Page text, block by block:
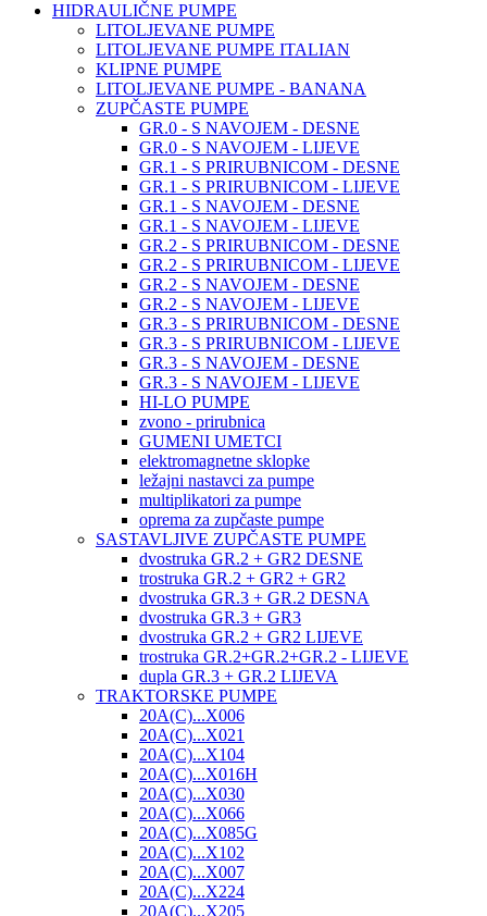
HIDRAULIČNE PUMPE
LITOLJEVANE PUMPE
LITOLJEVANE PUMPE ITALIAN
KLIPNE PUMPE
LITOLJEVANE PUMPE - BANANA
ZUPČASTE PUMPE
GR.0 - S NAVOJEM - DESNE
GR.0 - S NAVOJEM - LIJEVE
GR.1 - S PRIRUBNICOM - DESNE
GR.1 - S PRIRUBNICOM - LIJEVE
GR.1 - S NAVOJEM - DESNE
GR.1 - S NAVOJEM - LIJEVE
GR.2 - S PRIRUBNICOM - DESNE
GR.2 - S PRIRUBNICOM - LIJEVE
GR.2 - S NAVOJEM - DESNE
GR.2 - S NAVOJEM - LIJEVE
GR.3 - S PRIRUBNICOM - DESNE
GR.3 - S PRIRUBNICOM - LIJEVE
GR.3 - S NAVOJEM - DESNE
GR.3 - S NAVOJEM - LIJEVE
HI-LO PUMPE
zvono - prirubnica
GUMENI UMETCI
elektromagnetne sklopke
ležajni nastavci za pumpe
multiplikatori za pumpe
oprema za zupčaste pumpe
SASTAVLJIVE ZUPČASTE PUMPE
dvostruka GR.2 + GR2 DESNE
trostruka GR.2 + GR2 + GR2
dvostruka GR.3 + GR.2 DESNA
dvostruka GR.3 + GR3
dvostruka GR.2 + GR2 LIJEVE
trostruka GR.2+GR.2+GR.2 - LIJEVE
dupla GR.3 + GR.2 LIJEVA
TRAKTORSKE PUMPE
20A(C)...X006
20A(C)...X021
20A(C)...X104
20A(C)...X016H
20A(C)...X030
20A(C)...X066
20A(C)...X085G
20A(C)...X102
20A(C)...X007
20A(C)...X224
20A(C)...X205